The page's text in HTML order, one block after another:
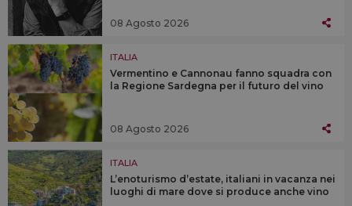
08 Agosto 2026
ITALIA
Vermentino e Cannonau fanno squadra con
la Regione Sardegna per il futuro del vino
08 Agosto 2026
ITALIA
L’enoturismo d’estate, italiani in vacanza nei
luoghi di mare dove si produce anche vino